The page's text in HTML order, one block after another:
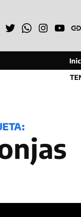
TwitterWhatsapp
Instagram